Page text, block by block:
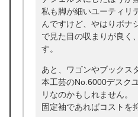
私も脚が細いユーティリ
んですけど、やはりボナ
で見た目の収まりが良く
す。
あと、ワゴンやブックス
本工芸のNo.6000デスク
リなのかもしれません。
固定袖であればコストを